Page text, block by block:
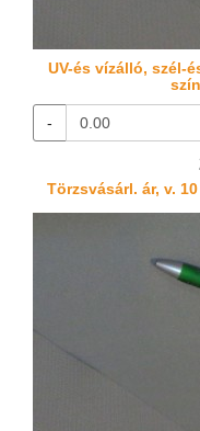
UV-és vízálló, szél-
-
Törzsvásárl. ár, v.